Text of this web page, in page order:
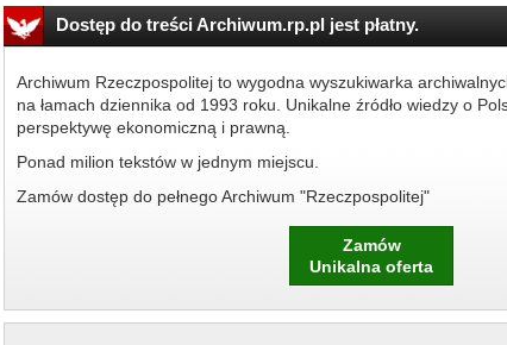
Dostęp do treści Archiwum.rp.pl jest płatny.
Archiwum Rzeczpospolitej to wygodna wyszukiwarka
na łamach dziennika od 1993 roku. Unikalne źródło wiedzy o
perspektywę ekonomiczną i prawną.
Ponad milion tekstów w jednym miejscu.
Zamów dostęp do pełnego Archiwum "Rzeczpospolitej"
Zamów
Unikalna oferta